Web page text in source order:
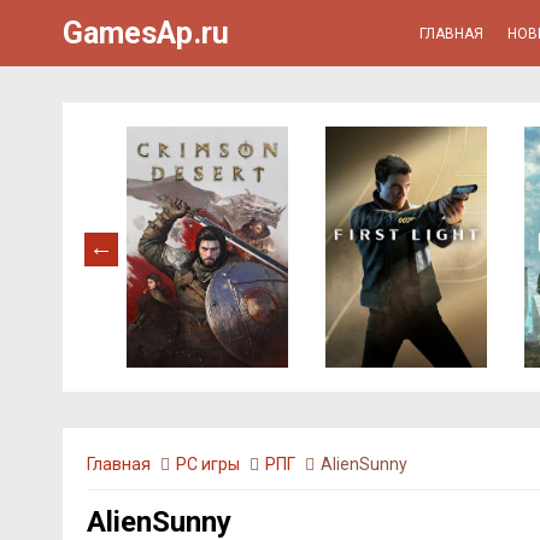
GamesAp.ru ГЛАВНАЯ
Главная PC игры РПГ AlienSunny
AlienSunny